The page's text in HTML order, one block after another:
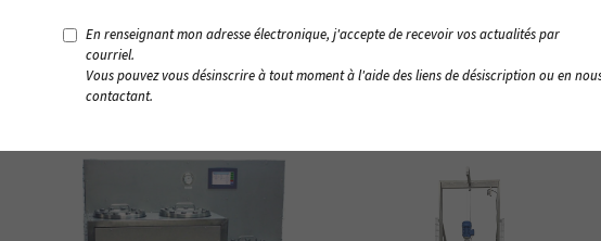
En renseignant mon adresse électronique, j'accepte de recevoir vos actualités par
courriel.
Vous pouvez vous désinscrire à tout moment à l'aide des liens de désiscription ou en
contactant.